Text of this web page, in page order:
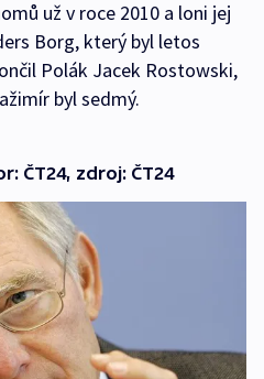
už v roce 2010 a loni jej
Borg, který byl letos
Polák Jacek Rostowski,
byl sedmý.
ČT24, zdroj: ČT24